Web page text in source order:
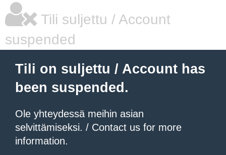
Tili suljettu / Account
suspended
Tili on suljettu / Account has
been suspended.
Ole yhteydessä meihin asian
selvittämiseksi. / Contact us for more
information.